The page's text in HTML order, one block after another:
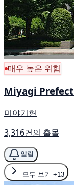
매우 높은 위험
Miyagi
미야기현
3,316건의 출몰
알림
모두 보기 +13